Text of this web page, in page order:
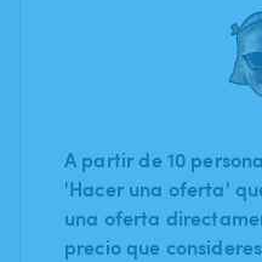
A partir de 10
'Hacer una oferta'
una oferta
precio que